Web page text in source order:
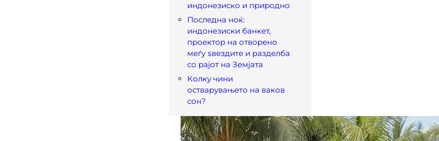
индонезиско и природно
Последна ноќ:
индонезиски банкет,
проектор на отворено
меѓу ѕвездите и разделба
со рајот на Земјата
Колку чини
остварувањето на ваков
сон?